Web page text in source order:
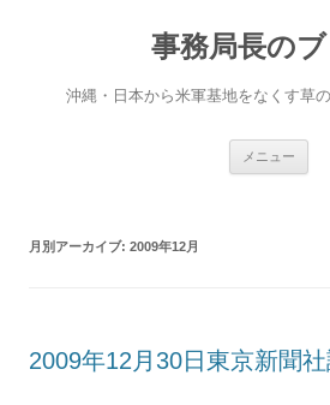
事務局長の
沖縄・日本から米軍基地をなくす草
メニュー
月別アーカイブ: 2009年12月
2009年12月30日東京新聞